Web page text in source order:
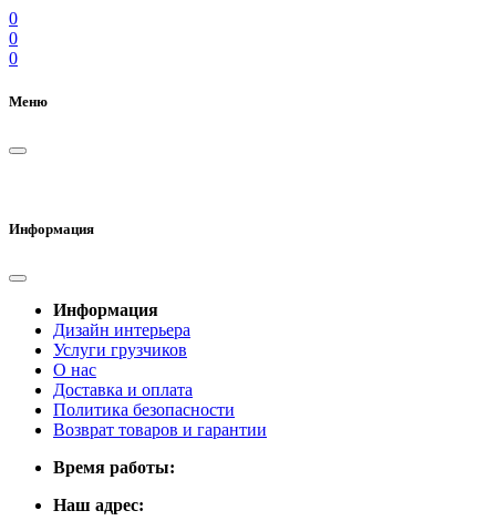
0
0
0
Меню
Информация
Информация
Дизайн интерьера
Услуги грузчиков
О нас
Доставка и оплата
Политика безопасности
Возврат товаров и гарантии
Время работы:
Наш адрес: